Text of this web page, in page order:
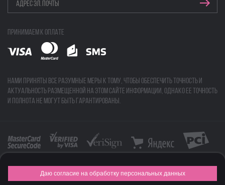
Принимаем к оплате
Нами приняты все разумные меры к тому, чтобы обеспечить точность и
актуальность размещенной на этом сайте информации, однако ее точность
и полнота не могут быть гарантированы.
FASHION NEW YEAR AWARDS 2015
Даю согласие на обработку персональных данных